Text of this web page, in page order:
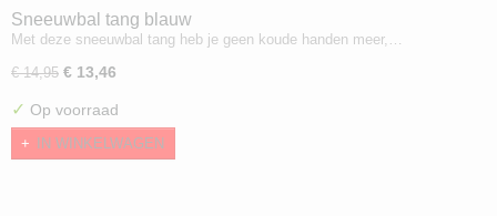
Sneeuwbal tang blauw
Met deze sneeuwbal tang heb je geen koude handen meer,…
€ 14,95 € 13,46
✓ Op voorraad
IN WINKELWAGEN